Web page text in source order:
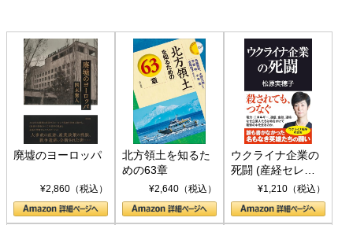
廃墟のヨーロッパ
¥2,860（税込）
北方領土を知るた
めの63章
¥2,640（税込）
ウクライナ企業の
死闘 (産経セレク
ト S 039)¥1,210（税込）